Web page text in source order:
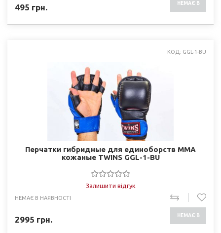
495 грн. НЕМАЄ В
КОД: GGL-1-BU
Перчатки гибридные для единоборств ММА
кожаные TWINS GGL-1-BU
Залишити відгук
НЕМАЄ В НАЯВНОСТІ
2995 грн. НЕМАЄ В